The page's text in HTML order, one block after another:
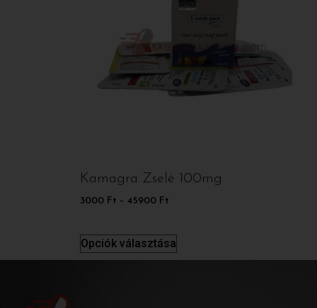
Kamagra Zselé 100mg
3000 Ft – 45900 Ft
Opciók választása